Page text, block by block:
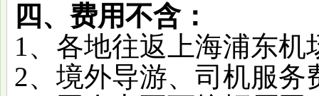
四、费用不含：
1、各地往返上海浦东机
2、境外导游、司机服务